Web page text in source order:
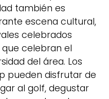
también es
escena cultural,
celebrados
celebran el
del área. Los
pueden disfrutar de
al golf, degustar